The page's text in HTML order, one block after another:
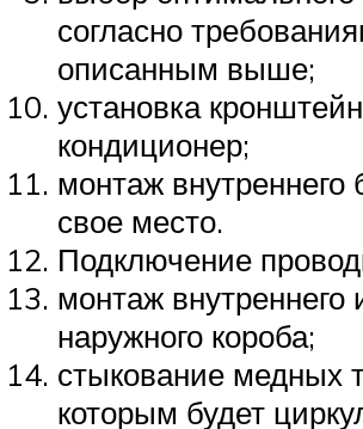
согласно
описанным выше;
установка
кондиционер;
монтаж внутреннего
свое место.
Подключение
монтаж внутреннего
наружного короба;
стыкование медных
которым будет